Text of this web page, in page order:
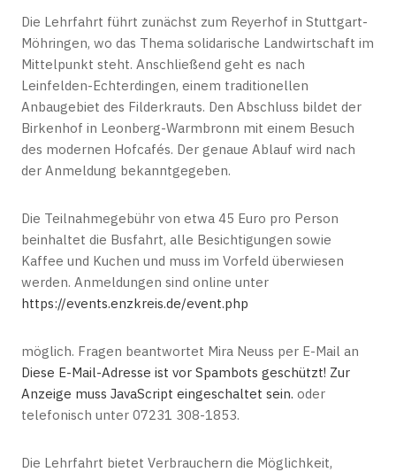
Die Lehrfahrt führt zunächst zum Reyerhof in Stuttgart-
Möhringen, wo das Thema solidarische Landwirtschaft im
Mittelpunkt steht. Anschließend geht es nach
Leinfelden-Echterdingen, einem traditionellen
Anbaugebiet des Filderkrauts. Den Abschluss bildet der
Birkenhof in Leonberg-Warmbronn mit einem Besuch
des modernen Hofcafés. Der genaue Ablauf wird nach
der Anmeldung bekanntgegeben.
Die Teilnahmegebühr von etwa 45 Euro pro Person
beinhaltet die Busfahrt, alle Besichtigungen sowie
Kaffee und Kuchen und muss im Vorfeld überwiesen
werden. Anmeldungen sind online unter
https://events.enzkreis.de/event.php
möglich. Fragen beantwortet Mira Neuss per E-Mail an
Diese E-Mail-Adresse ist vor Spambots geschützt! Zur
Anzeige muss JavaScript eingeschaltet sein. oder
telefonisch unter 07231 308-1853.
Die Lehrfahrt bietet Verbrauchern die Möglichkeit,